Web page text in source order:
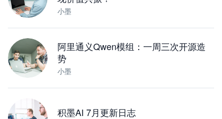
小墨
阿里通义Qwen模组：一周三次开源造
势
小墨
积墨AI 7月更新日志